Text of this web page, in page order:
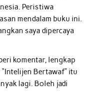
Peristiwa
mendalam buku ini.
saya dipercaya
komentar, lengkap
Bertawaf” itu
lagi. Boleh jadi